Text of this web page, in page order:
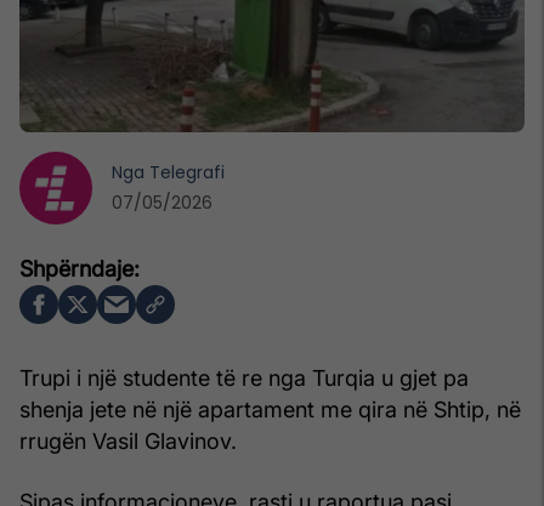
Trupi i një studente të re nga Turqia u gjet pa
shenja jete në një apartament me qira në Shtip, në
rrugën Vasil Glavinov.
Nga Telegrafi
07/05/2026